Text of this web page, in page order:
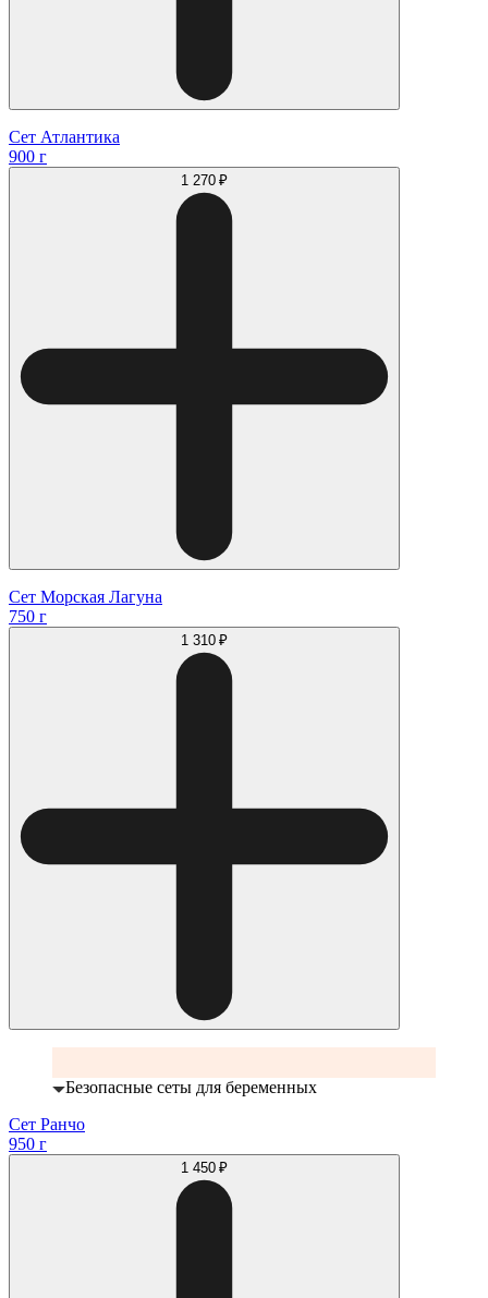
Сет Атлантика
900 г
1 270 ₽
Сет Морская Лагуна
750 г
1 310 ₽
Безопасные сеты для беременных
Сет Ранчо
950 г
1 450 ₽